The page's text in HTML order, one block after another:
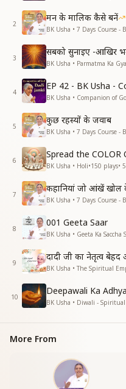
2
मन के मालिक कैसे बनें
BK Usha • 7 Days Course -
3
सबको सुनाइए -आखिर
BK Usha • Parmatma Ka
4
EP 42 - BK Usha -
BK Usha • Companion of
5
कुछ रहस्यों के जवाब
BK Usha • 7 Days Course -
6
Spread the COLOR
BK Usha • Holi•150 plays•
7
कहानियां जो आंखें खोल
BK Usha • 7 Days Course -
8
001 Geeta Saar
BK Usha • Geeta Ka Saccha
9
दादी जी का नेतृत्व बेहद
10
Deepawali Ka
BK Usha • Diwali -
More From